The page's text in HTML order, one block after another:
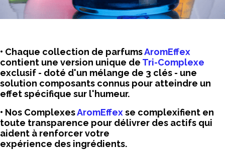
• Chaque collection de parfumsAromEffex
contient une version unique de Tri-Complexe
exclusif - doté d'un mélange de 3 clés - une
solution composants connus pour atteindre un
effet spécifique sur l'humeur.
• Nos ComplexesAromEffexse complexifient en
toute transparence pour délivrer des actifs qui
aident à renforcer votre
expérience des ingrédients.